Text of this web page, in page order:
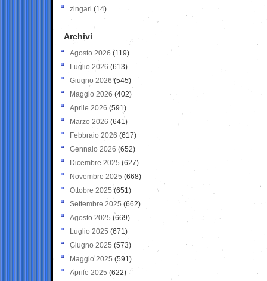
zingari (14)
Archivi
Agosto 2026 (119)
Luglio 2026 (613)
Giugno 2026 (545)
Maggio 2026 (402)
Aprile 2026 (591)
Marzo 2026 (641)
Febbraio 2026 (617)
Gennaio 2026 (652)
Dicembre 2025 (627)
Novembre 2025 (668)
Ottobre 2025 (651)
Settembre 2025 (662)
Agosto 2025 (669)
Luglio 2025 (671)
Giugno 2025 (573)
Maggio 2025 (591)
Aprile 2025 (622)